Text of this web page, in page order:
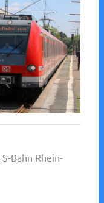
S-Bahn Rhein-